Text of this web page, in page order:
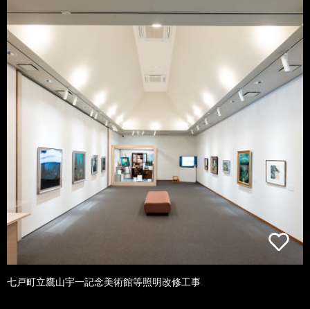
七戸町立鷹山宇一記念美術館等照明改修工事